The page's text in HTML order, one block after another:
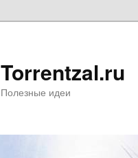
Torrentzal.ru
Полезные идеи